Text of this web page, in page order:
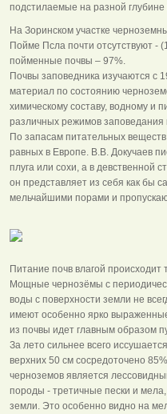
подстилаемые на разной
На Зоринском участке
Пойме Псла почти отсутствуют -
пойменные почвы – 97%.
Почвы заповедника изучаются с
материал по состоянию
химическому составу, водному и
различных режимов
По запасам питательных
равных в Европе. В.В. Докучаев
плуга или сохи, а в девственной
он представляет из себя как бы
мельчайшими порами и
Питание почв влагой
Мощные чернозёмы с
воды с поверхности земли не
имеют особенно ярко
из почвы идет главным образом
За лето сильнее всего
верхних 50 см сосредоточено
черноземов является
породы - третичные пески и
земли. Это особенно видно на